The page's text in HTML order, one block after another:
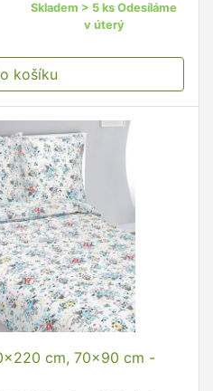
Skladem > 5 ks Odesíláme
v úterý
košíku
cm, 70x90 cm -